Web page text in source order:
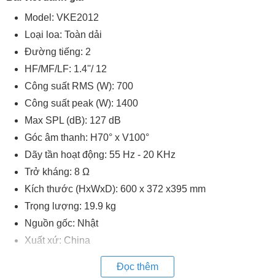
Model: VKE2012
Loại loa: Toàn dải
Đường tiếng: 2
HF/MF/LF: 1.4''/ 12
Công suất RMS (W): 700
Công suất peak (W): 1400
Max SPL (dB): 127 dB
Góc âm thanh: H70° x V100°
Dãy tần hoạt động: 55 Hz - 20 KHz
Trở kháng: 8 Ω
Kích thước (HxWxD): 600 x 372 x395 mm
Trọng lượng: 19.9 kg
Nguồn gốc: Nhật
Xuất xứ: China
Đọc thêm